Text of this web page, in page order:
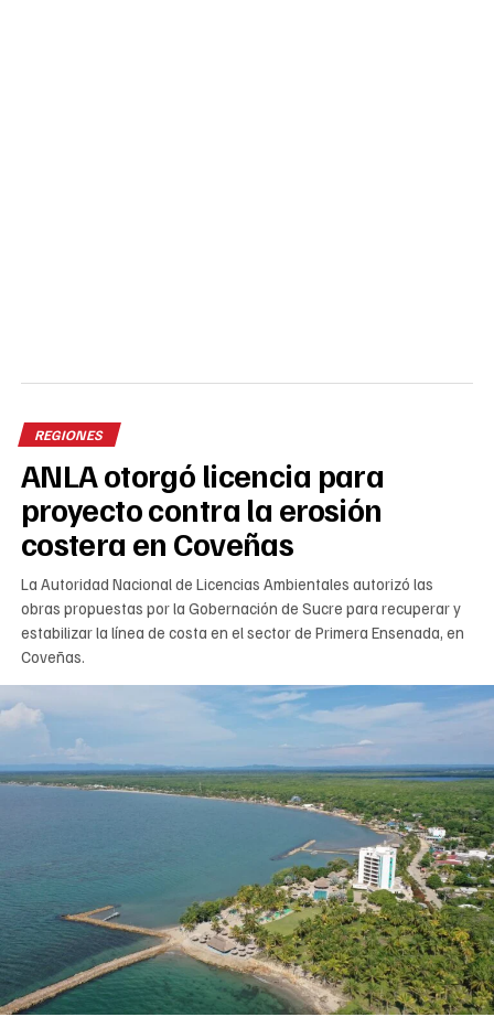
REGIONES
ANLA otorgó licencia para
proyecto contra la erosión
costera en Coveñas
La Autoridad Nacional de Licencias Ambientales autorizó las
obras propuestas por la Gobernación de Sucre para recuperar y
estabilizar la línea de costa en el sector de Primera Ensenada, en
Coveñas.